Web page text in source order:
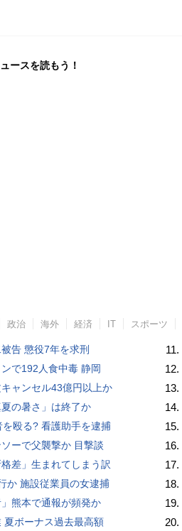
ースを読もう！
政治 海外 経済 IT スポーツ
告 懲役7年を求刑
で192人食中毒 静岡
ャンセル43億円以上か
の暑さ」は終了か
を殴る? 看護助手を逮捕
ーで父襲撃か 目撃談
格差」生まれてしまう訳
か 施設従業員の女逮捕
」熊本で通報が頻発か
夏ボーナス過去最高額
11.
12.
13.
14.
15.
16.
17.
18.
19.
20.